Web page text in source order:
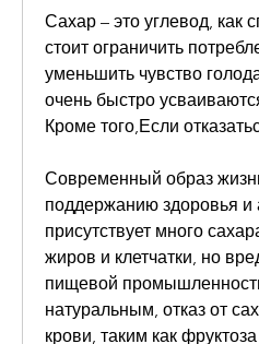
Сахар – это углевод, как
стоит ограничить
уменьшить чувство
очень быстро
Кроме того,Если
Современный образ
поддержанию здоровья
присутствует много
жиров и клетчатки, но
пищевой
натуральным, отказ от
крови, таким как